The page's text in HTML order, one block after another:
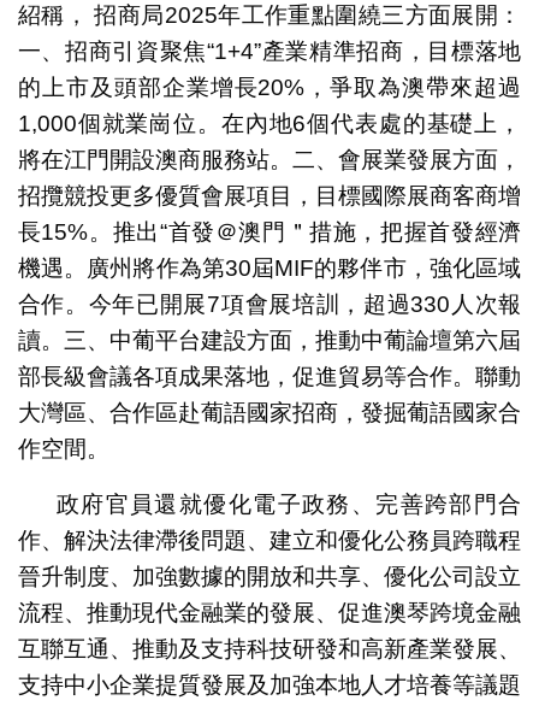
紹稱， 招商局2025年工作重點圍繞三方面展開：
一、招商引資聚焦“1+4”產業精準招商，目標落地
的上市及頭部企業增長20%，爭取為澳帶來超過
1,000個就業崗位。在內地6個代表處的基礎上，
將在江門開設澳商服務站。二、會展業發展方面，
招攬競投更多優質會展項目，目標國際展商客商增
長15%。推出“首發＠澳門＂措施，把握首發經濟
機遇。廣州將作為第30屆MIF的夥伴市，強化區域
合作。今年已開展7項會展培訓，超過330人次報
讀。三、中葡平台建設方面，推動中葡論壇第六屆
部長級會議各項成果落地，促進貿易等合作。聯動
大灣區、合作區赴葡語國家招商，發掘葡語國家合
作空間。
政府官員還就優化電子政務、完善跨部門合
作、解決法律滯後問題、建立和優化公務員跨職程
晉升制度、加強數據的開放和共享、優化公司設立
流程、推動現代金融業的發展、促進澳琴跨境金融
互聯互通、推動及支持科技研發和高新產業發展、
支持中小企業提質發展及加強本地人才培養等議題